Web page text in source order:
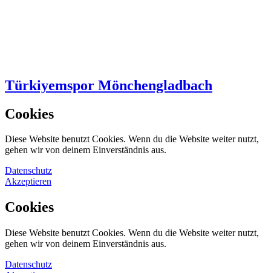
Türkiyemspor Mönchengladbach
Cookies
Diese Website benutzt Cookies. Wenn du die Website weiter nutzt,
gehen wir von deinem Einverständnis aus.
Datenschutz
Akzeptieren
Cookies
Diese Website benutzt Cookies. Wenn du die Website weiter nutzt,
gehen wir von deinem Einverständnis aus.
Datenschutz